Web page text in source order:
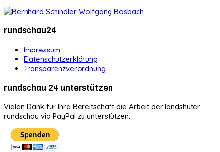
rundschau24
Impressum
Datenschutzerklärung
Transparenzverordnung
rundschau 24 unterstützen
Vielen Dank für Ihre Bereitschaft die Arbeit der landshuter
rundschau via PayPal zu unterstützen.